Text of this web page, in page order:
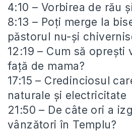
4:10 – Vorbirea de rău
8:13 – Poți merge la
păstorul nu-și
12:19 – Cum să oprești
față de mama?
17:15 – Credinciosul
naturale și electricitate
21:50 – De câte ori a
vânzători în Templu?